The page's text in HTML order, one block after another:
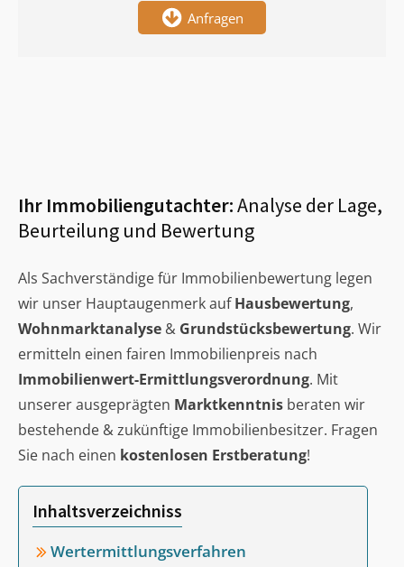
Anfragen
Ihr Immobiliengutachter:Analyse der Lage,
Beurteilung und Bewertung
Als Sachverständige für Immobilienbewertung legen
wir unser Hauptaugenmerk aufHausbewertung,
Wohnmarktanalyse & Grundstücksbewertung. Wir
ermitteln einen fairen Immobilienpreis nach
Immobilienwert-Ermittlungsverordnung. Mit
unserer ausgeprägten Marktkenntnis beraten wir
bestehende & zukünftige Immobilienbesitzer. Fragen
Sie nach einen kostenlosen Erstberatung!
Inhaltsverzeichniss
Wertermittlungsverfahren